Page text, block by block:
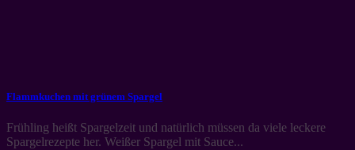
Flammkuchen mit grünem Spargel
Frühling heißt Spargelzeit und natürlich müssen da viele leckere
Spargelrezepte her. Weißer Spargel mit Sauce...